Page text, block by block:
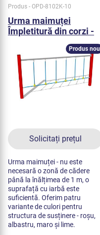
Produs - OPD-8102K-10
Urma maimuței
Împletitură din corzi -
Solicitați prețul
Produs nou
Urma maimuței - nu este
necesară o zonă de cădere
până la înălțimea de 1 m, o
suprafață cu iarbă este
suficientă. Oferim patru
variante de culori pentru
structura de susținere - roșu,
albastru, maro și lime.